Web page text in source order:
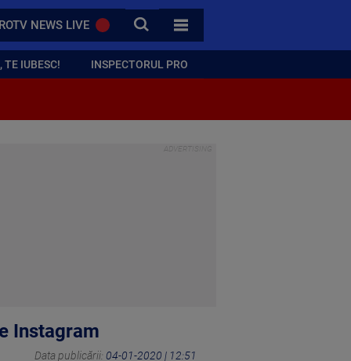
NEWS LIVE CAUTA
TOATE CATEGORIILE
TE IUBESC! INSPECTORUL PRO
Instagram
Data publicării: 04-01-2020 | 12:51